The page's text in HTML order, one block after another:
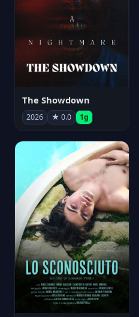
The Showdown
2026 ★ 0.0 1g